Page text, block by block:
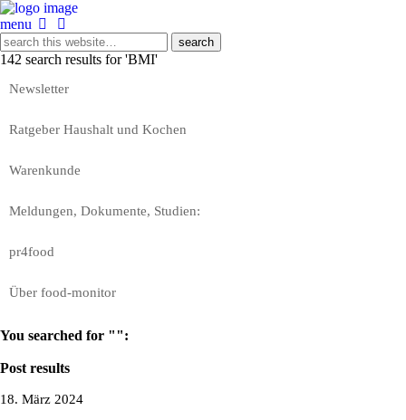
menu
142 search results for 'BMI'
Newsletter
Ratgeber Haushalt und Kochen
Warenkunde
Meldungen, Dokumente, Studien:
pr4food
Über food-monitor
You searched for "":
Post results
18. März 2024